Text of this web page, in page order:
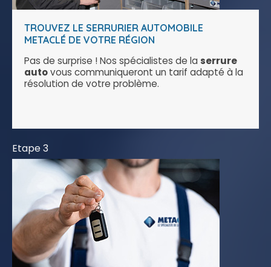
TROUVEZ LE SERRURIER AUTOMOBILE
METACLÉ DE VOTRE RÉGION
Pas de surprise ! Nos spécialistes de la serrure
autovous communiqueront un tarif adapté à la
résolution de votre problème.
Etape 3